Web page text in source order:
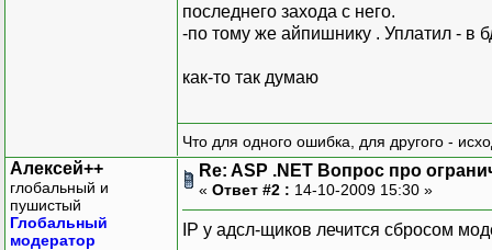
последнего захода с него.
-по тому же айпишнику . Уплатил - в
как-то так думаю
Что для одного ошибка, для другого -
Алексей++
глобальный и
пушистый
Глобальный
модератор
Re: ASP .NET Вопрос про
« Ответ #2 : 14-10-2009 15:30 »
IP у адсл-щиков лечится сбросом